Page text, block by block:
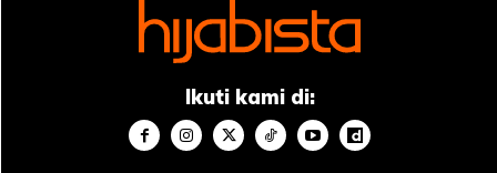
11.Meningkatkan produksi elastin pada kulit.
Ikuti kami di: